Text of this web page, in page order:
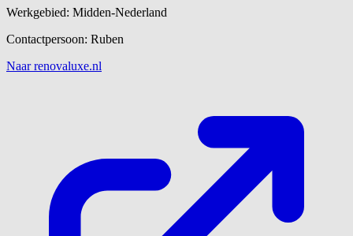
Werkgebied: Midden-Nederland
Contactpersoon: Ruben
Naar renovaluxe.nl